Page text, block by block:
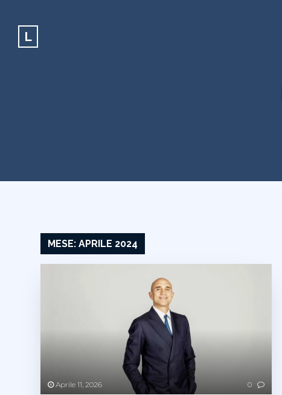
L
MESE:APRILE 2024
Aprile 11, 2026 0